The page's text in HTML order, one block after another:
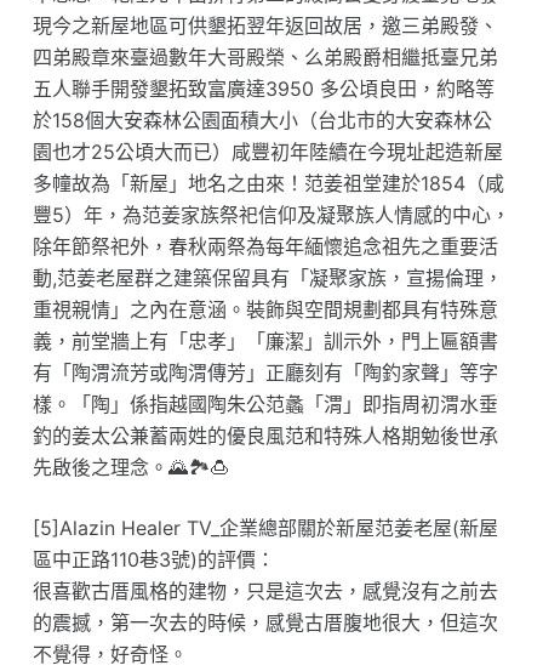
現今之新屋地區可供墾拓翌年返回故居，邀三弟殿發、
四弟殿章來臺過數年大哥殿榮、么弟殿爵相繼抵臺兄弟
五人聯手開發墾拓致富廣達3950 多公頃良田，約略等
於158個大安森林公園面積大小（台北市的大安森林公
園也才25公頃大而已）咸豐初年陸續在今現址起造新屋
多幢故為「新屋」地名之由來！范姜祖堂建於1854（咸
豐5）年，為范姜家族祭祀信仰及凝聚族人情感的中心，
除年節祭祀外，春秋兩祭為每年緬懷追念祖先之重要活
動,范姜老屋群之建築保留具有「凝聚家族，宣揚倫理，
重視親情」之內在意涵。裝飾與空間規劃都具有特殊意
義，前堂牆上有「忠孝」「廉潔」訓示外，門上匾額書
有「陶渭流芳或陶渭傳芳」正廳刻有「陶釣家聲」等字
樣。「陶」係指越國陶朱公范蠡「渭」即指周初渭水垂
釣的姜太公兼蓄兩姓的優良風范和特殊人格期勉後世承
先啟後之理念。🌄🏞️🍮
[5]Alazin Healer TV_企業總部關於新屋范姜老屋(新屋
區中正路110巷3號)的評價：
很喜歡古厝風格的建物，只是這次去，感覺沒有之前去
的震撼，第一次去的時候，感覺古厝腹地很大，但這次
不覺得，好奇怪。